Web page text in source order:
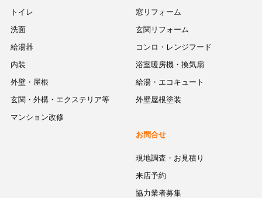
窓リフォーム
玄関リフォーム
コンロ・レンジフード
浴室暖房機・換気扇
給湯・エコキュート
外壁屋根塗装
トイレ
洗面
給湯器
内装
外壁・屋根
玄関・外構・エクステリア等
マンション改修
お問合せ
現地調査・お見積り
来店予約
協力業者募集